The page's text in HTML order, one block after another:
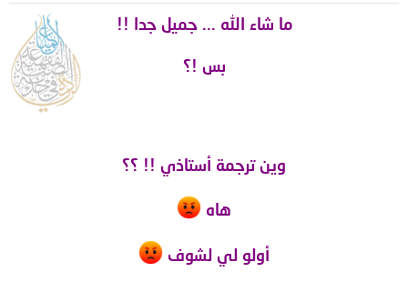
ما شاء الله ... جميل جدا !!
بس !؟
وين ترجمة أستاذي !! ؟؟
هاه
أولو لي لشوف